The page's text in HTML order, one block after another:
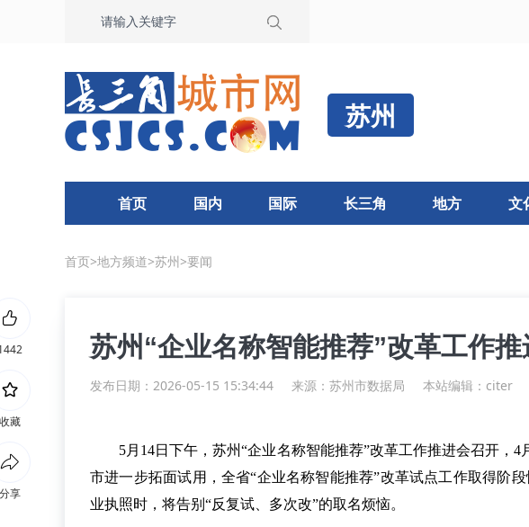
苏州
首页 国内 国际 长三角 地方 文
首页>地方频道>苏州>要闻
苏州“企业名称智能推荐”改革工作
发布日期：2026-05-15 15:34:44 来源： 苏州市数据局 本站编辑：citer
5月14日下午，苏州“企业名称智能推荐”改革工作推进会召开，
市进一步拓面试用，全省“企业名称智能推荐”改革试点工作取得阶
业执照时，将告别“反复试、多次改”的取名烦恼。
收藏
分享